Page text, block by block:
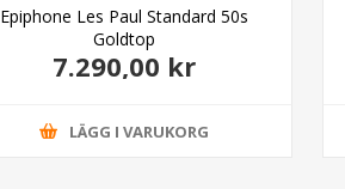
Epiphone Les Paul Standard 50s
Goldtop
7.290,00 kr
LÄGG I VARUKORG